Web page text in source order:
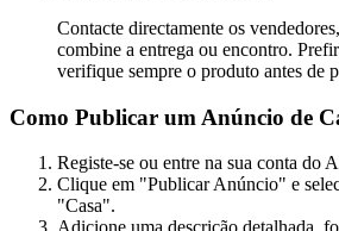
Contacte directamente os
combine a entrega ou encontro.
verifique sempre o produto antes de
Como Publicar um Anúncio de
Registe-se ou entre na sua conta do
Clique em "Publicar Anúncio" e
"Casa".